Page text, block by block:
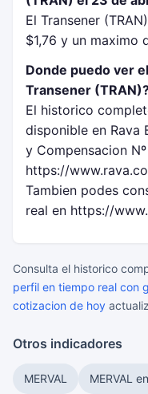
El Transener
$1,76 y un maximo
Donde puedo ver
Transener
El historico
disponible en Rava
y Compensacion
https://
Tambien podes
real en https://
Consulta el historico
perfil en tiempo real con
cotizacion de hoy
Otros indicadores
MERVAL MERVAL